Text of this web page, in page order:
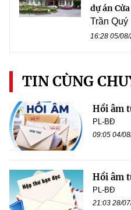
dự án
Trần Quý
16:28 05/
TIN CÙNG
Hồi âm
PL-BĐ
09:05 04/
Hồi âm
PL-BĐ
21:03 28/